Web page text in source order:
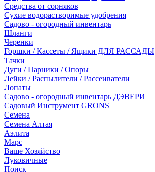
Средства от сорняков
Сухие водорастворимые удобрения
Садово - огородный инвентарь
Шланги
Черенки
Горшки / Кассеты / Ящики ДЛЯ РАССАДЫ
Тачки
Дуги / Парники / Опоры
Лейки / Распылители / Рассеиватели
Лопаты
Садово - огородный инвентарь ДЭВЕРИ
Садовый Инструмент GRONS
Семена
Семена Алтая
Аэлита
Марс
Ваше Хозяйство
Луковичные
Поиск